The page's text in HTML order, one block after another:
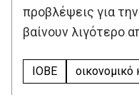
προβλέψεις για
βαίνουν λιγότερο
ΙΟΒΕ οικονομικό